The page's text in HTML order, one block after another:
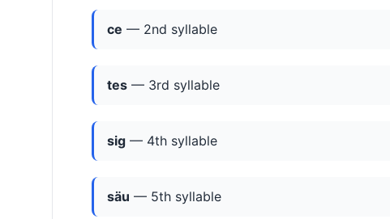
ce — 2nd syllable
tes — 3rd syllable
sig — 4th syllable
säu — 5th syllable